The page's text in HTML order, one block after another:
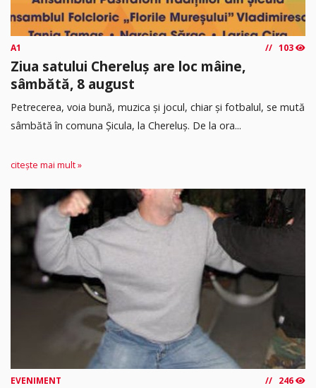
A1 103
Ziua satului Chereluș are loc mâine,
sâmbătă, 8 august
Petrecerea, voia bună, muzica și jocul, chiar și fotbalul, se mută
sâmbătă în comuna Șicula, la Chereluș. De la ora...
citește mai mult »
EVENIMENT 246